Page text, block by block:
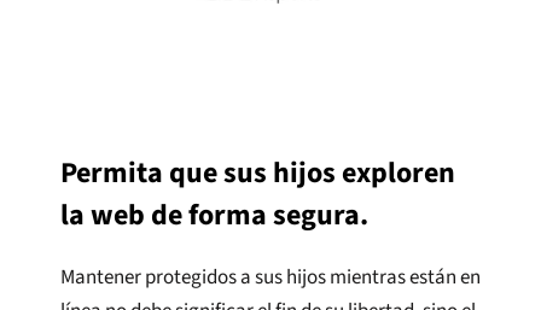
Permita que sus hijos exploren
la web de forma segura.
Mantener protegidos a sus hijos mientras están en